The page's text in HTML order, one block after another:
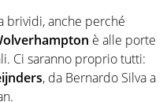
brividi, anche perché
è alle porte
Ci saranno proprio tutti:
, da Bernardo Silva a